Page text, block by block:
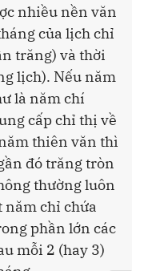
nhiều nền văn
của lịch chỉ
trăng) và thời
lịch). Nếu năm
là năm chí
cấp chỉ thị về
thiên văn thì
đó trăng tròn
thường luôn
năm chỉ chứa
phần lớn các
mỗi 2 (hay 3)